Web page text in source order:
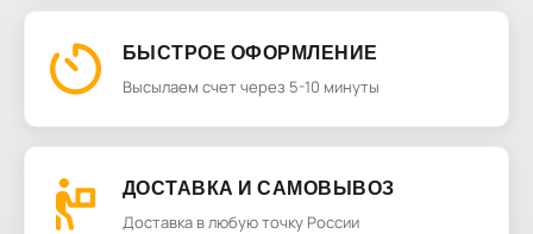
БЫСТРОЕ ОФОРМЛЕНИЕ
Высылаем счет через 5-10 минуты
ДОСТАВКА И САМОВЫВОЗ
Доставка в любую точку России